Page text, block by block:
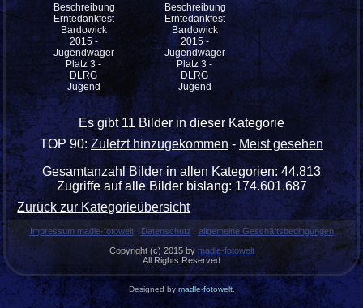
Beschreibung:
Erntedankfest
Bardowick
2015 -
Jugendwagen
Platz 3 -
DLRG
Jugend
Beschreibung:
Erntedankfest
Bardowick
2015 -
Jugendwagen
Platz 3 -
DLRG
Jugend
Es gibt 11 Bilder in dieser Kategorie
TOP 90:Zuletzt hinzugekommen- Meist gesehen
Gesamtanzahl Bilder in allen Kategorien: 44.813
Zugriffe auf alle Bilder bislang: 174.601.687
Zurück zur Kategorieübersicht
Impressum madle-fotowelt Datenschutz
allgemeine Geschäftsbedingungen
Copyright (c) 2015 bymadle-fotowelt
All Rights Reserved
Designed by madle-fotowelt.